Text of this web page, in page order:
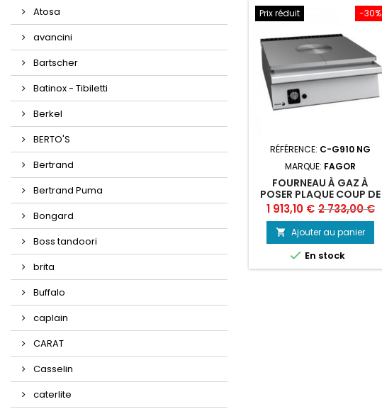
Atosa
avancini
Bartscher
Batinox - Tibiletti
Berkel
BERTO'S
Bertrand
Bertrand Puma
Bongard
Boss tandoori
brita
Buffalo
caplain
CARAT
Casselin
caterlite
-30%
Prix réduit
RÉFÉRENCE: C-G910 NG
MARQUE: FAGOR
FOURNEAU À GAZ À
POSER PLAQUE COUP DE
FEU FAGOR
Prix
1 913,10 € Prix
base
2 733,00 €
 Ajouter au panier
 En stock